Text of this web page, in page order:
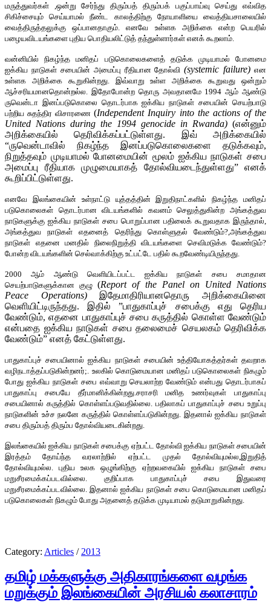
மருத்துவர்கள் ,ஒன்று சேர்ந்து திரும்பத் திரும்பக் பகுப்பாய்வு செய்து எவ்வித
சிகிச்சையும் செய்யாமல் நீண்ட காலத்திற்கு நோயாளியை வைத்தியசாலையில்
வைத்திருத்தலுக்கு ஒப்பானதாகும். எனவே உள்ளக அறிக்கை என்ற பெயரில்
பழையவிடயங்களை புதிய பொதியலிட்டுத் தந்துள்ளார்கள் எனக் கூறலாம்.
வன்னியில் நிகழ்ந்த மனிதப் படுகொலைகளைத் தடுக்க முடியாமல் போனமை
ஐக்கிய நாடுகள் சபையின் அமைப்பு ரீதியான தோல்வி(systemic failure) என
உள்ளக அறிக்கை கூறுகின்றது. இவ்வாறு உள்ள அறிக்கை கூறுவது ஒன்றும்
ஆச்சரியமானதொன்றல்ல. இதோபோன்ற தொரு அவதானமே 1994 ஆம் ஆண்டு
ருவென்டா இனப்படுகொலை தொடர்பாக ஐக்கிய நாடுகள் சபையின் செயற்பாடு
பற்றிய சுதந்திர விசாரணை(Independent Inquiry into the actions of the
United Nations during the 1994 genocide in Rwanda) (என்னும்
அறிக்கையில் தெரிவிக்கப்பட்டுள்ளது. இவ் அறிக்கையில்
“ருவென்டாவில் நிகழ்ந்த இனப்படுகொலைகளை தடுக்கவும்,
நிறுத்தவும் முடியாமல் போனமையின் மூலம் ஐக்கிய நாடுகள் சபை
அமைப்பு ரீதியாக முழுமையாகத் தோல்வியடைந்துள்ளது” எனக்
கூறிப்பிட்டுள்ளது.
எனவே இலங்கையின் உள்நாட்டு யுத்தத்தின் இறுதிநாட்களில் நிகழ்ந்த மனிதப்
படுகொலைகள் தொடர்பான விடயங்களில் கவனம் செலுத்துகின்ற அங்கத்துவ
நாடுகளுக்கு ஐக்கிய நாடுகள் சபை பொறுப்பான பதிலைக் கூறுவதாக இருந்தால்,
அங்கத்துவ நாடுகள் எதனைத் தெரிந்து கொள்ளுதல் வேண்டும்?,அங்கத்துவ
நாடுகள் எதனை மனதில் நிலைநிறுத்தி விடயங்களை செவிமடுக்க வேண்டும்?
போன்ற விடயங்களின் செல்வாக்கிற்கு உட்பட்டே பதில் கூறவேண்டியிருந்தது.
2000 ஆம் ஆண்டு வெளியிடப்பட்ட ஐக்கிய நாடுகள் சபை சமாதான
செயற்பாடுகளுக்கான குழு(Report of the Panel on United Nations
Peace Operations)
இதேமாதிரியானதொரு அறிக்கையினை
வெளியிட்டிருந்தது. இதில் ”பாதுகாப்புச் சபைக்கு எது தெரிய
வேண்டும், எதனை பாதுகாப்புச் சபை கருத்தில் கொள்ள வேண்டும்
என்பதை ஐக்கிய நாடுகள் சபை தலைமைச் செயலகம் தெரிவிக்க
வேண்டும்” எனத் கேட்டுள்ளது.
பாதுகாப்புச் சபையினால் ஐக்கிய நாடுகள் சபையின் உத்தியோகத்தர்கள் தவறாக
வழிநடாத்தப்படுகின்றனர்;. உலகில் கொடுமையான மனிதப் படுகொலைகள் நிகழும்
போது ஐக்கிய நாடுகள் சபை எவ்வாறு செயலாற்ற வேண்டும் என்பது தொடர்பாகப்
பாதுகாப்பு சபையே தீர்மானிக்கின்றது.சராசரி மனித உணர்வுகள் பாதுகாப்பு
சபையினால் கருத்தில் கொள்ளப்படுவதில்லை. பதிலாகப் பாதுகாப்புச் சபை உறுப்பு
நாடுகளின் உச்ச நலனே கருத்தில் கொள்ளப்படுகின்றது. இதனால் ஐக்கிய நாடுகள்
சபை திரும்பத் திரும்ப தோல்வியடைகின்றது.
இலங்கையில் ஐக்கிய நாடுகள் சபைக்கு ஏற்பட்ட தோல்வி ஐக்கிய நாடுகள் சபையின்
இரத்தம் தோய்ந்த வரலாற்றில் ஏற்பட்ட முதல் தோல்வியுமல்ல,இறுதித்
தோல்வியுமல்ல. புதிய உலக ஒழுங்கிற்கு ஏற்றவகையில் ஐக்கிய நாடுகள் சபை
மறுசீரமைக்கப்படவில்லை. குறிப்பாக பாதுகாப்புச் சபை இதுவரை
மறுசீரமைக்கப்படவில்லை. இதனால் ஐக்கிய நாடுகள் சபை கொடுமையான மனிதப்
படுகொலைகள் நிகழும் போது அதனைத் தடுக்க முடியாமல் தடுமாறுகின்றது.
Category: Articles / 2013
தமிழ் மக்களுக்கு அதிகாரங்களை வழங்க
மறுக்கும் இலங்கையின் அரசியல் கலாசாரம்